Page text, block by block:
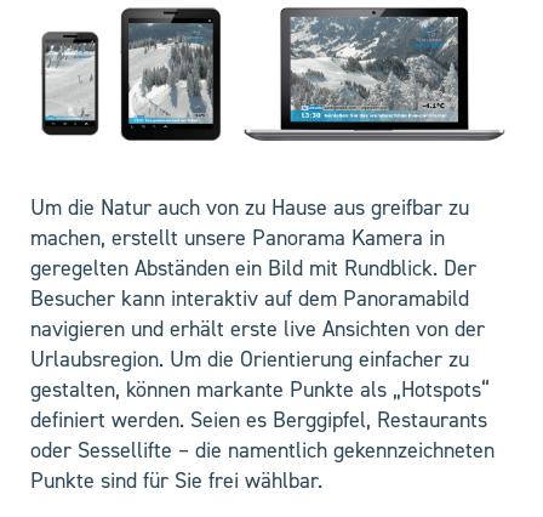
Um die Natur auch von zu Hause aus greifbar zu
machen, erstellt unsere Panorama Kamera in
geregelten Abständen ein Bild mit Rundblick. Der
Besucher kann interaktiv auf dem Panoramabild
navigieren und erhält erste live Ansichten von der
Urlaubsregion. Um die Orientierung einfacher zu
gestalten, können markante Punkte als „Hotspots“
definiert werden. Seien es Berggipfel, Restaurants
oder Sessellifte – die namentlich gekennzeichneten
Punkte sind für Sie frei wählbar.